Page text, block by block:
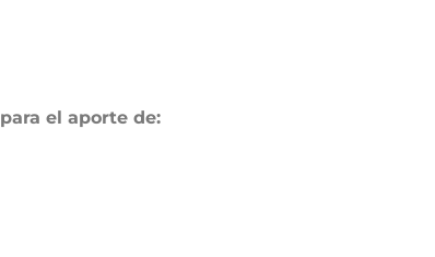
para el aporte de: